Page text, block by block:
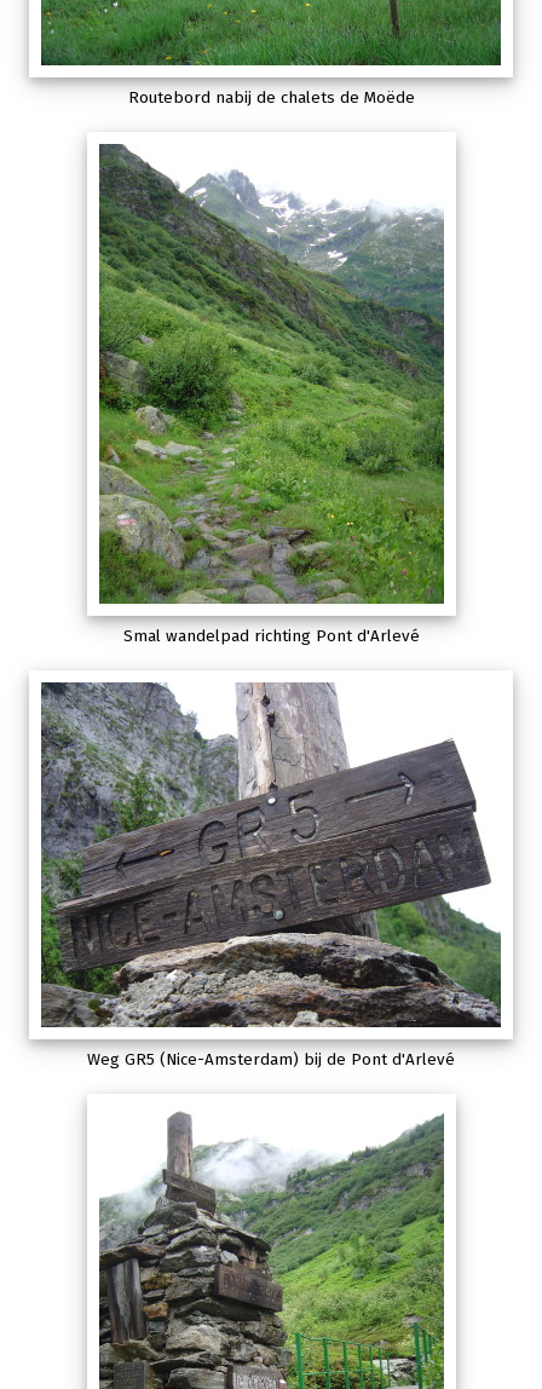
Routebord nabij de chalets de Moëde
Smal wandelpad richting Pont d'Arlevé
Weg GR5 (Nice-Amsterdam) bij de Pont d'Arlevé